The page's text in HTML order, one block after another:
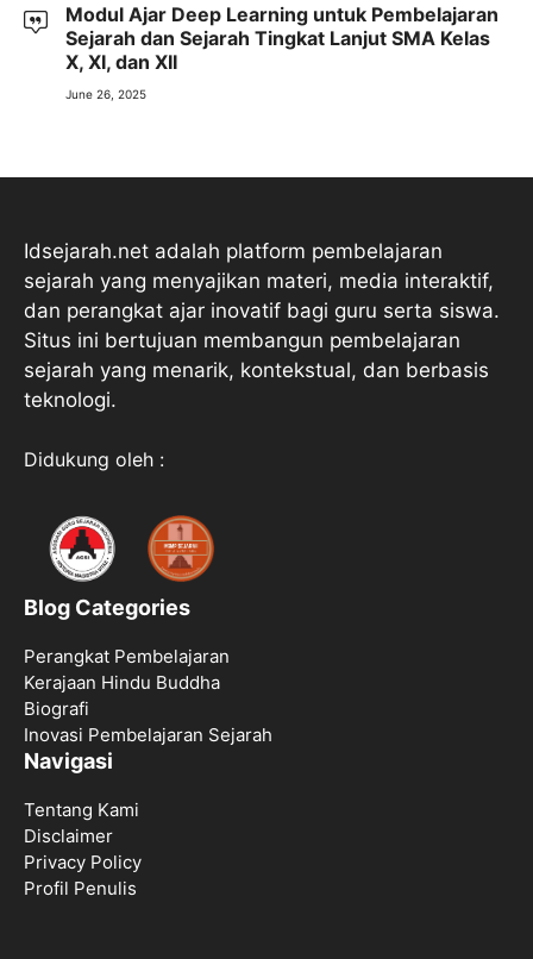
Modul Ajar Deep Learning untuk Pembelajaran
Sejarah dan Sejarah Tingkat Lanjut SMA Kelas
X, XI, dan XII
June 26, 2025
Idsejarah.net adalah platform pembelajaran
sejarah yang menyajikan materi, media interaktif,
dan perangkat ajar inovatif bagi guru serta siswa.
Situs ini bertujuan membangun pembelajaran
sejarah yang menarik, kontekstual, dan berbasis
teknologi.
Didukung oleh :
Blog Categories
Perangkat Pembelajaran
Kerajaan Hindu Buddha
Biografi
Inovasi Pembelajaran Sejarah
Navigasi
Tentang Kami
Disclaimer
Privacy Policy
Profil Penulis